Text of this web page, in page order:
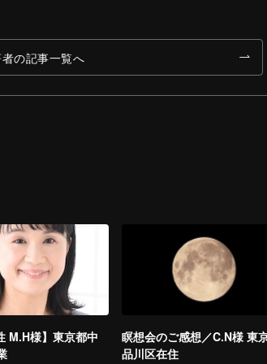
の記事一覧へ
M.H様】東京都中
瞑想会のご感想／C.N様 東
品川区在住